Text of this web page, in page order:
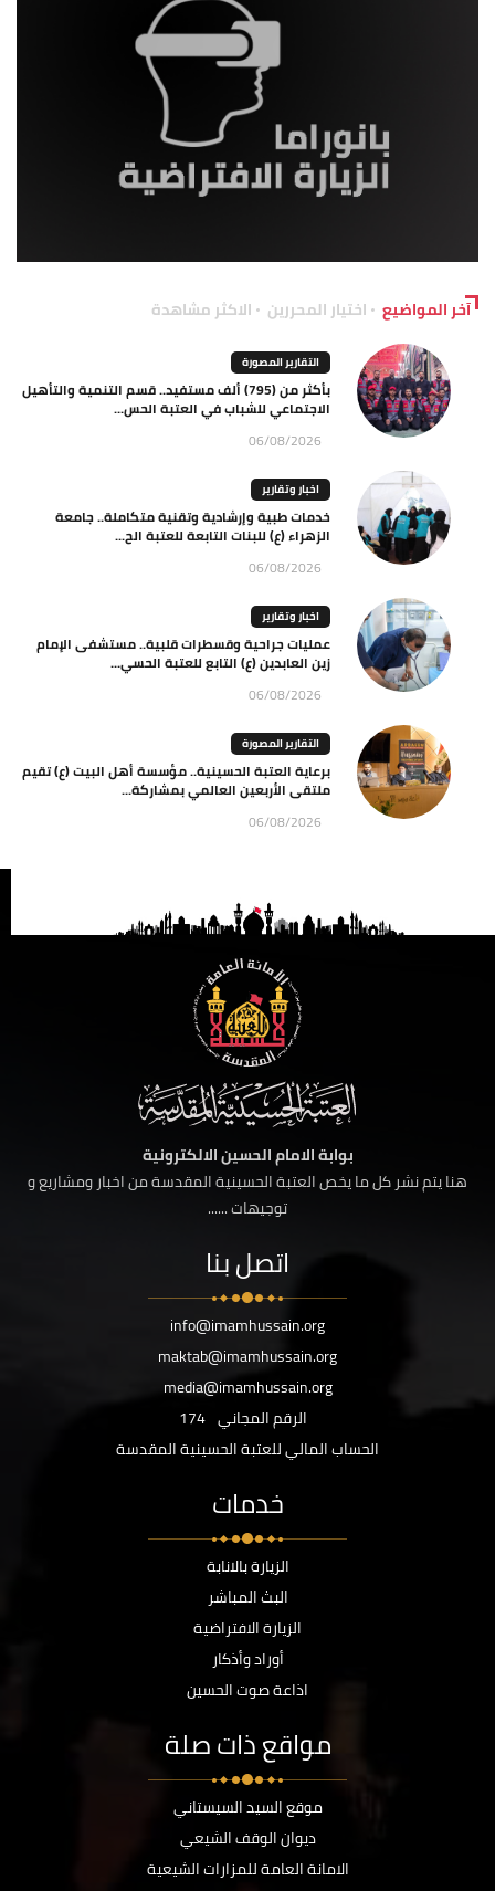
آخر المواضيع اختيار المحررين الاكثر مشاهدة
التقارير المصورة
بأكثر من (795) ألف مستفيد.. قسم التنمية والتأهيل
الاجتماعي للشباب في العتبة الحس...
06/08/2026
اخبار وتقارير
خدمات طبية وإرشادية وتقنية متكاملة.. جامعة
الزهراء (ع) للبنات التابعة للعتبة الح...
06/08/2026
اخبار وتقارير
عمليات جراحية وقسطرات قلبية.. مستشفى الإمام
زين العابدين (ع) التابع للعتبة الحسي...
06/08/2026
التقارير المصورة
برعاية العتبة الحسينية.. مؤسسة أهل البيت (ع) تقيم
ملتقى الأربعين العالمي بمشاركة...
06/08/2026
بوابة الامام الحسين الالكترونية
هنا يتم نشر كل ما يخص العتبة الحسينية المقدسة من اخبار ومشاريع و
توجيهات ......
اتصل بنا
info@imamhussain.org
maktab@imamhussain.org
media@imamhussain.org
الرقم المجاني 174
الحساب المالي للعتبة الحسينية المقدسة
خدمات
الزيارة بالانابة
البث المباشر
الزيارة الافتراضية
أوراد وأذكار
اذاعة صوت الحسين
مواقع ذات صلة
موقع السيد السيستاني
ديوان الوقف الشيعي
الامانة العامة للمزارات الشيعية